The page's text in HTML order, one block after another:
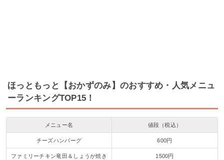
ほっともっと【おかずのみ】のおすすめ・人気メニュ
ーランキングTOP15！
メニュー名 値段（税込）
チーズハンバーグ 600円
ファミリーチキン竜田＆しょうが焼き 1500円